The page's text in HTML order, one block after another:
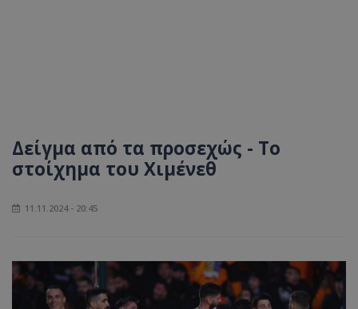
Δείγμα από τα προσεχώς - Το
στοίχημα του Χιμένεθ
11.11.2024 - 20:45